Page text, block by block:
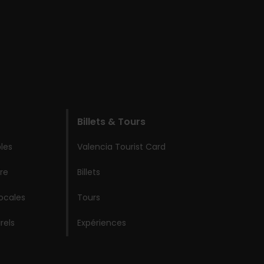
Billets & Tours
Valencia Tourist Card
Billets
Tours
Expériences